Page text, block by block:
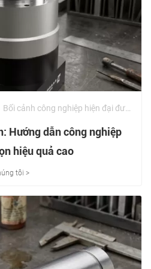
Bối cảnh công nghiệp hiện đại được xác định bởi nỗ lực không ngừng hướng tới thu nhỏ, thông lượng cao và tối ưu hóa cấu trúc. Trong các lĩnh vực tiên tiến như cánh tay robot có khớp nối, phương tiện dẫn đường tự động (AGV) và thiết bị sản xuất chất bán dẫn, giới hạn về không gian sàn và tải trọng trở nên chặt chẽ hơn bao giờ hết. | 09/06/2026
Hướng dẫn công nghiệp
hiệu quả cao
tôi >